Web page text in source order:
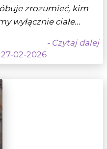
zrozumieć, kim
wyłącznie ciałe...
- Czytaj dalej
27-02-2026